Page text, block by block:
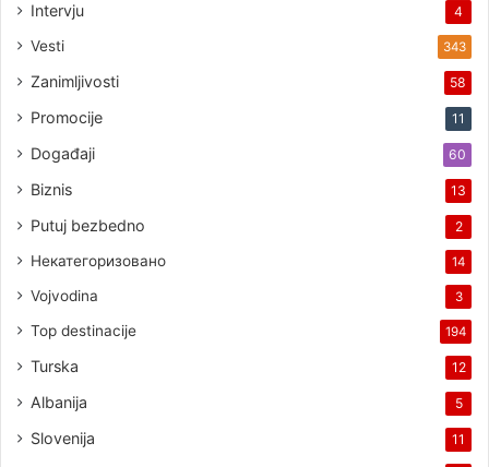
Intervju 4
Vesti 343
Zanimljivosti 58
Promocije 11
Događaji 60
Biznis 13
Putuj bezbedno 2
Некатегоризовано 14
Vojvodina 3
Top destinacije 194
Turska 12
Albanija 5
Slovenija 11